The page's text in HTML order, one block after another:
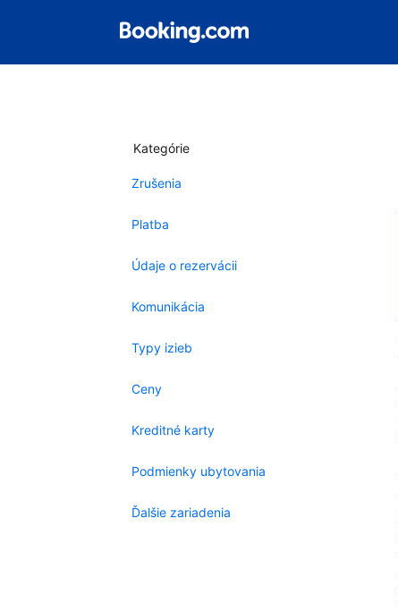
Kategórie
Zrušenia
Platba
Údaje o rezervácii
Komunikácia
Typy izieb
Ceny
Kreditné karty
Podmienky ubytovania
Ďalšie zariadenia